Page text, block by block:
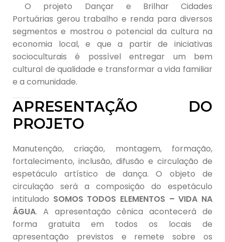
O projeto Dançar e Brilhar Cidades
Portuárias gerou trabalho e renda para diversos
segmentos e mostrou o potencial da cultura na
economia local, e que a partir de iniciativas
socioculturais é possível entregar um bem
cultural de qualidade e transformar a vida familiar
e a comunidade.
APRESENTAÇÃO DO
PROJETO
Manutenção, criação, montagem, formação,
fortalecimento, inclusão, difusão e circulação de
espetáculo artístico de dança. O objeto de
circulação será a composição do espetáculo
intitulado SOMOS TODOS ELEMENTOS – VIDA NA
ÁGUA. A apresentação cênica acontecerá de
forma gratuita em todos os locais de
apresentação previstos e remete sobre os